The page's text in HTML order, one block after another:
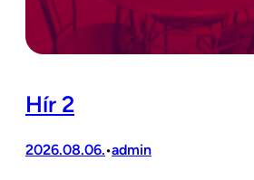
Hír 2
2026.08.06.•admin